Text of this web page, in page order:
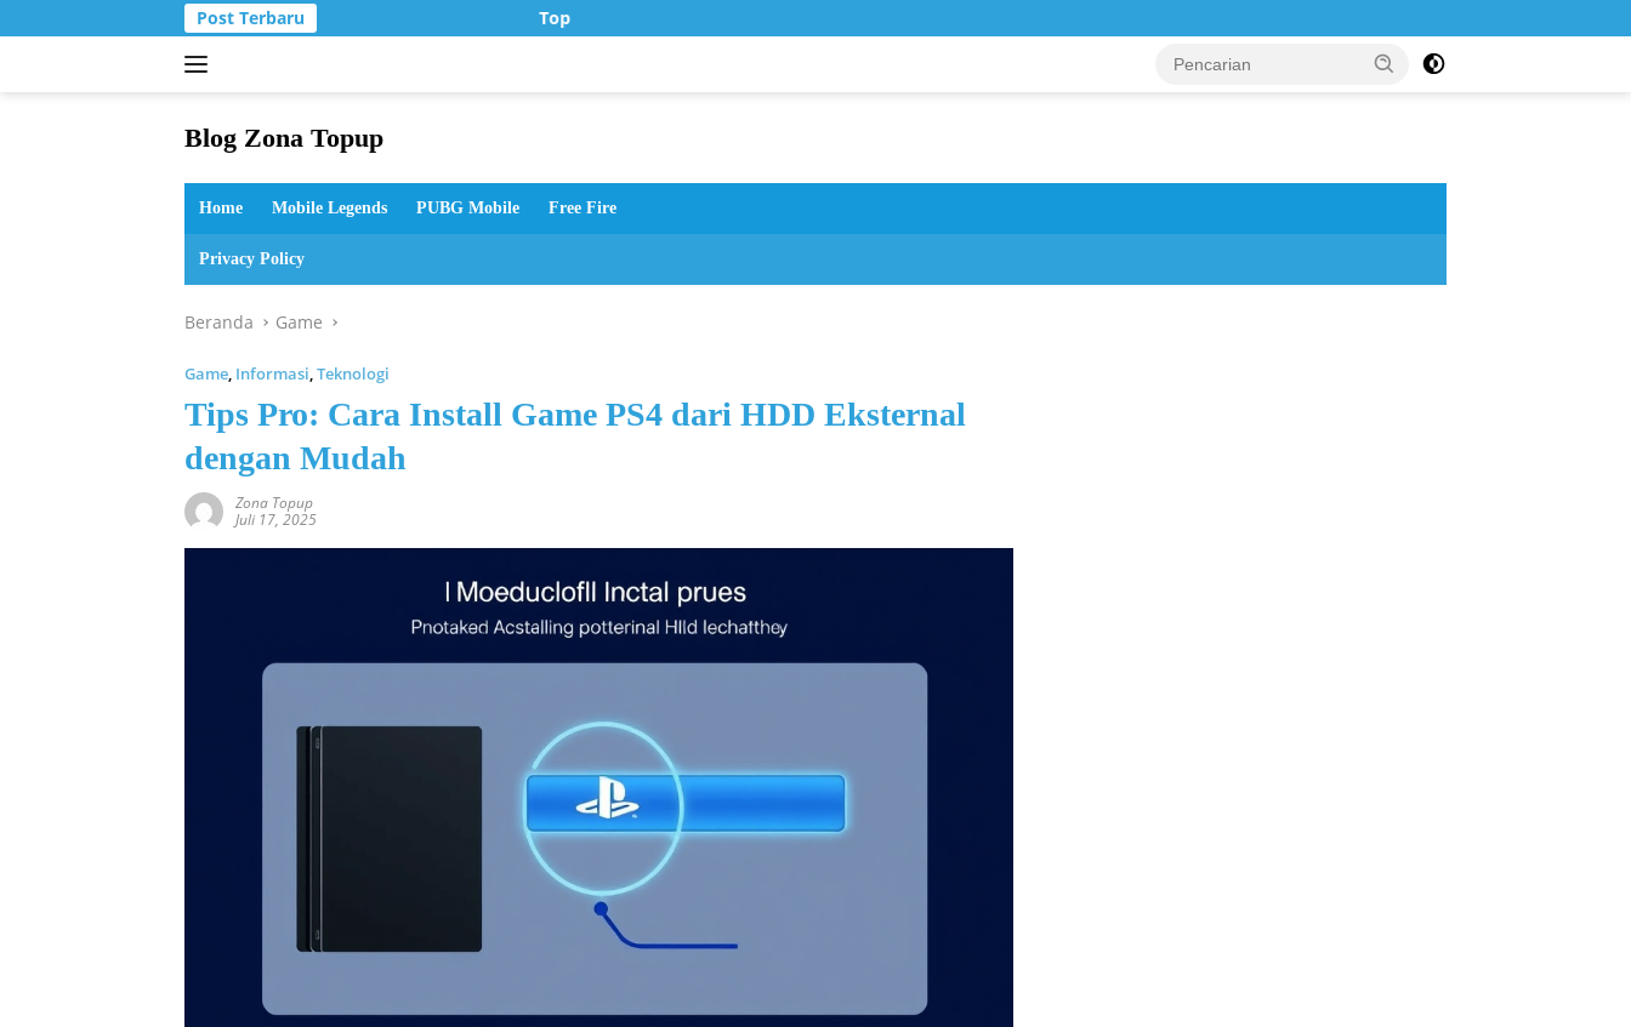
ke
Post Terbaru Top Up Murah di Zona Topup
Blog Zona Topup
dan
bermain
Home Mobile Legends PUBG Mobile Free Fire
Privacy Policy
Beranda Game
Game, Informasi,Teknologi
Tips Pro: Cara Install Game PS4 dari HDD Eksternal
dengan Mudah
Zona Topup
Juli 17, 2025